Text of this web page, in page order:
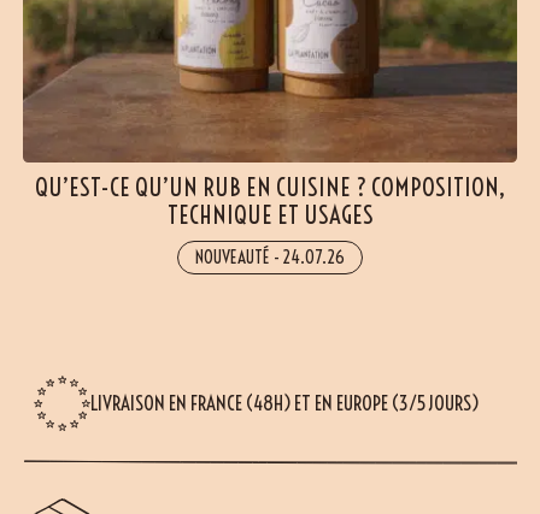
QU’EST-CE QU’UN RUB EN CUISINE ? COMPOSITION,
TECHNIQUE ET USAGES
NOUVEAUTÉ - 24.07.26
LIVRAISON EN FRANCE (48H) ET EN EUROPE (3/5 JOURS)